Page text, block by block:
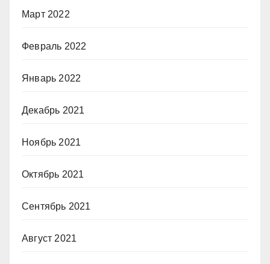
Март 2022
Февраль 2022
Январь 2022
Декабрь 2021
Ноябрь 2021
Октябрь 2021
Сентябрь 2021
Август 2021